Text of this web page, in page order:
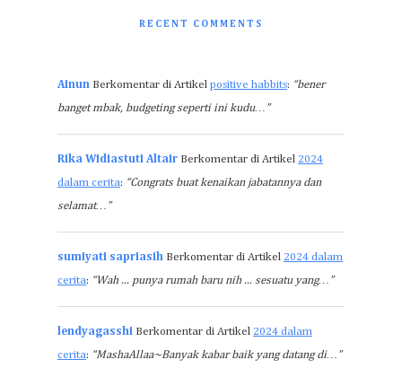
RECENT COMMENTS
Ainun Berkomentar di Artikel positive habbits: “bener
banget mbak, budgeting seperti ini kudu…”
Rika Widiastuti Altair Berkomentar di Artikel 2024
dalam cerita: “Congrats buat kenaikan jabatannya dan
selamat…”
sumiyati sapriasih Berkomentar di Artikel 2024 dalam
cerita: “Wah ... punya rumah baru nih ... sesuatu yang…”
lendyagasshi Berkomentar di Artikel 2024 dalam
cerita: “MashaAllaa~Banyak kabar baik yang datang di…”